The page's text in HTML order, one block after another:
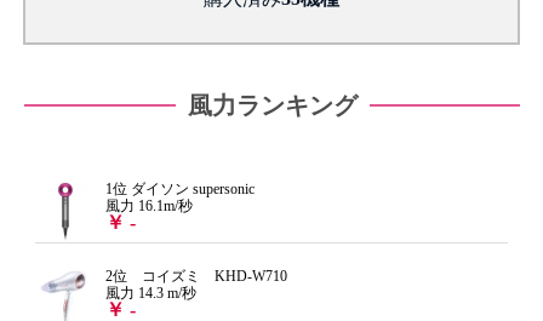
風力ランキング
1位 ダイソン supersonic
風力 16.1m/秒
￥ -
2位 コイズミ KHD-W710
風力 14.3 m/秒
￥ -